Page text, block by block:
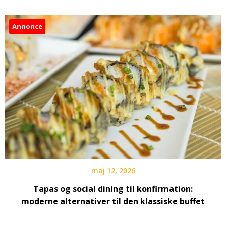
Annonce
maj 12, 2026
Tapas og social dining til konfirmation:
moderne alternativer til den klassiske buffet